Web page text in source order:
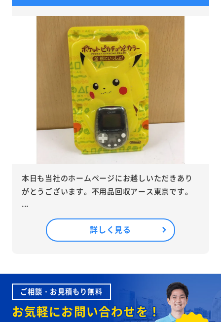
本日も当社のホームページにお越しいただきあり
がとうございます。不用品回収アース東京です。
...
詳しく見る
ご相談・お見積もり無料
お気軽にお問い合わせを！